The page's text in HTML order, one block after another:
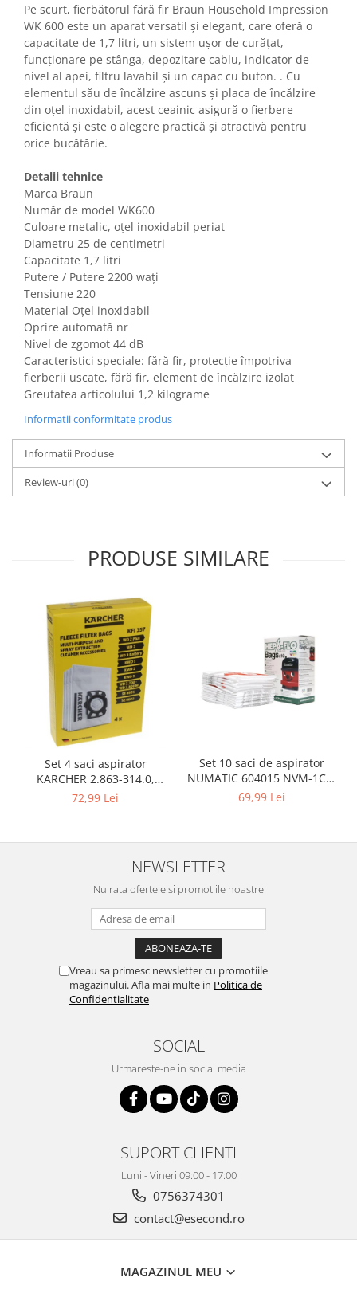
Aparate & Accesorii ingrijire
personala
Aparate cosmetice
Articole Sanatate si Wellness
Consumabile sanitare
Cosmetice si produse ingrijire
personala
Igiena dentara
Camera copilului
Hrana bebelusi
Igiena si ingrijire
Jucarii si Jocuri
Maternitate
Petshop
Accesorii animale de companie
Acvaristica
Castroane si adapatori animale
Igiena animale de companie
Mobila si transport animale de
companie
Zgarzi, lese si hamuri
PC, Periferice & Software
Componente PC
Servere, Componente & UPS
Telecomenzi garaj
Sport & Activitati in aer liber
Accesorii antrenament
Accesorii Fitness
Accesorii sportive
Articole Voiaj
Ciclism
Sporturi acvatice
Aparate Foto & Accesorii
Audio HI-FI & Profesionale
Drone si Accesorii
Playere, Boxe & Casti
Telescoape & Optica
Televizoare & accesorii
Curatenie si intretinere
Pe scurt, fierbătorul fără fir Braun Household Impression
WK 600 este un aparat versatil și elegant, care oferă o
capacitate de 1,7 litri, un sistem ușor de curățat,
funcționare pe stânga, depozitare cablu, indicator de
nivel al apei, filtru lavabil și un capac cu buton. . Cu
elementul său de încălzire ascuns și placa de încălzire
din oțel inoxidabil, acest ceainic asigură o fierbere
eficientă și este o alegere practică și atractivă pentru
orice bucătărie.
Detalii tehnice
Marca Braun
Număr de model WK600
Culoare metalic, oțel inoxidabil periat
Diametru 25 de centimetri
Capacitate 1,7 litri
Putere / Putere 2200 wați
Tensiune 220
Material Oțel inoxidabil
Oprire automată nr
Nivel de zgomot 44 dB
Caracteristici speciale: fără fir, protecție împotriva
fierberii uscate, fără fir, element de încălzire izolat
Greutatea articolului 1,2 kilograme
Informatii conformitate produs
Informatii Produse
Review-uri(0)
PRODUSE SIMILARE
Set 4 saci aspirator
KARCHER 2.863-314.0,
compatibil cu WD, KWD, SE
72,99 Lei
Set 10 saci de aspirator
NUMATIC 604015 NVM-1CH,
9L
69,99 Lei
NEWSLETTER
Nu rata ofertele si promotiile noastre
Vreau sa primesc newsletter cu promotiile
magazinului. Afla mai multe in Politica de
Confidentialitate
SOCIAL
Urmareste-ne in social media
SUPORT CLIENTI
Luni - Vineri 09:00 - 17:00
0756374301
contact@esecond.ro
MAGAZINUL MEU